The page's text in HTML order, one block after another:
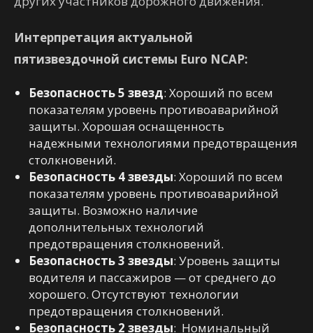
Интерпретация актуальной
пятизвездочной системы Euro NCAP:
Безопасность 5 звезд: Хороший по всем
показателям уровень противоаварийной
защиты. Хорошая оснащенность
надежными технологиями предотвращения
столкновений.
Безопасность 4 звезды: Хороший по всем
показателям уровень противоаварийной
защиты. Возможно наличие
дополнительных технологий
предотвращения столкновений.
Безопасность 3 звезды: Уровень защиты
водителя и пассажиров — от среднего до
хорошего. Отсутствуют технологии
предотвращения столкновений.
Безопасность 2 звезды: Номинальный